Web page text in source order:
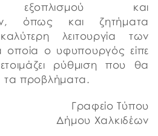
εξοπλισμού και
όπως και ζητήματα
λειτουργία των
οποία ο υφυπουργός είπε
ρύθμιση που θα
τα προβλήματα.
Γραφείο Τύπου
Δήμου Χαλκιδέων